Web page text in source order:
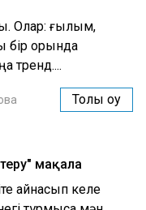
Олар: ғылым,
бір орында
тренд....
Толық оқу
мақала
қайнасып келе